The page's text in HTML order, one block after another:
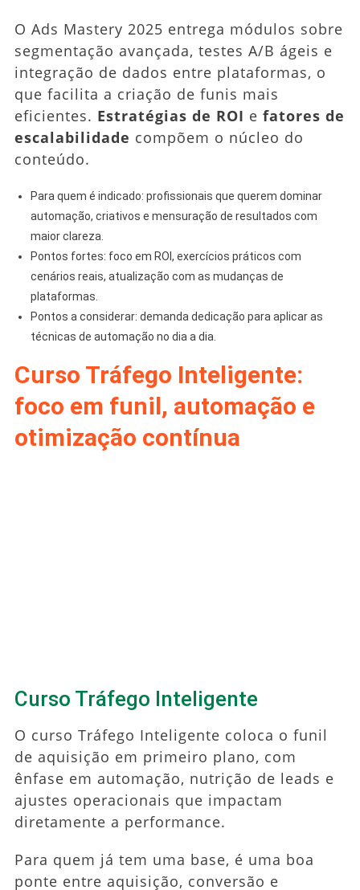
O Ads Mastery 2025 entrega módulos sobre
segmentação avançada, testes A/B ágeis e
integração de dados entre plataformas, o
que facilita a criação de funis mais
eficientes. Estratégias de ROI e fatores de
escalabilidade compõem o núcleo do
conteúdo.
Para quem é indicado: profissionais que querem dominar
automação, criativos e mensuração de resultados com
maior clareza.
Pontos fortes: foco em ROI, exercícios práticos com
cenários reais, atualização com as mudanças de
plataformas.
Pontos a considerar: demanda dedicação para aplicar as
técnicas de automação no dia a dia.
Curso Tráfego Inteligente:
foco em funil, automação e
otimização contínua
Curso Tráfego Inteligente
O curso Tráfego Inteligente coloca o funil
de aquisição em primeiro plano, com
ênfase em automação, nutrição de leads e
ajustes operacionais que impactam
diretamente a performance.
Para quem já tem uma base, é uma boa
ponte entre aquisição, conversão e